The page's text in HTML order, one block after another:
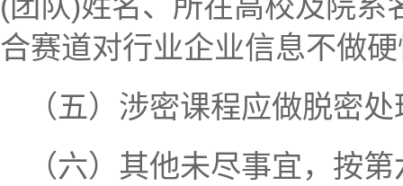
合赛道对行业企业信息不做
（五）涉密课程应做脱密
（六）其他未尽事宜，按